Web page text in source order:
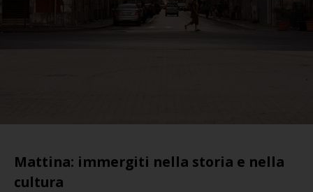
Mattina: immergiti nella storia e nella
cultura